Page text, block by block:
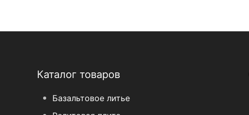
Каталог товаров
Базальтовое литье